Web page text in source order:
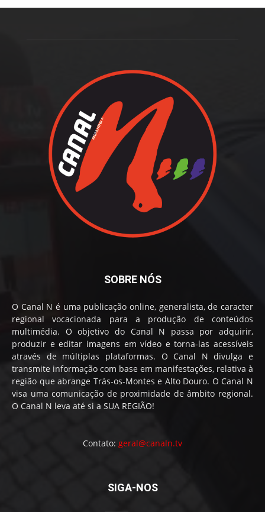
SOBRE NÓS
O Canal N é uma publicação online, generalista, de caracter
regional vocacionada para a produção de conteúdos
multimédia. O objetivo do Canal N passa por adquirir,
produzir e editar imagens em vídeo e torna-las acessíveis
através de múltiplas plataformas. O Canal N divulga e
transmite informação com base em manifestações, relativa à
região que abrange Trás-os-Montes e Alto Douro. O Canal N
visa uma comunicação de proximidade de âmbito regional.
O Canal N leva até si a SUA REGIÃO!
Contato: geral@canaln.tv
SIGA-NOS